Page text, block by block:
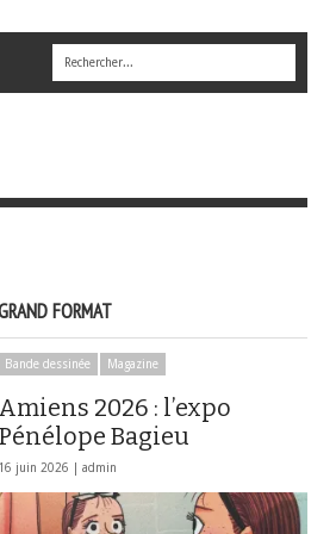
FORMAT
Bande dessinée Magazine
Amiens 2026 : l’expo
Pénélope Bagieu
16 juin 2026 | admin